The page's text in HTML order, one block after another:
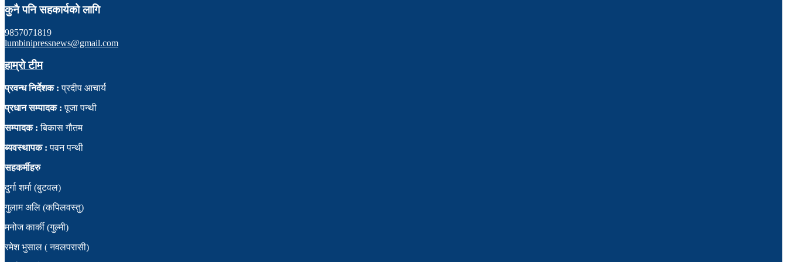
कुनै पनि सहकार्यको लागि
9857071819
lumbinipressnews@gmail.com
हाम्रो टीम
प्रवन्ध निर्देशक : प्रदीप आचार्य
प्रधान सम्पादक : पूजा पन्थी
सम्पादक :बिकास गौतम
ब्यवस्थापक : पवन पन्थी
सहकर्मीहरु
दुर्गा शर्मा (बुटवल)
गुलाम अलि (कपिलवस्तु)
मनोज कार्की (गुल्मी)
रमेश भुसाल ( नवलपरासी)